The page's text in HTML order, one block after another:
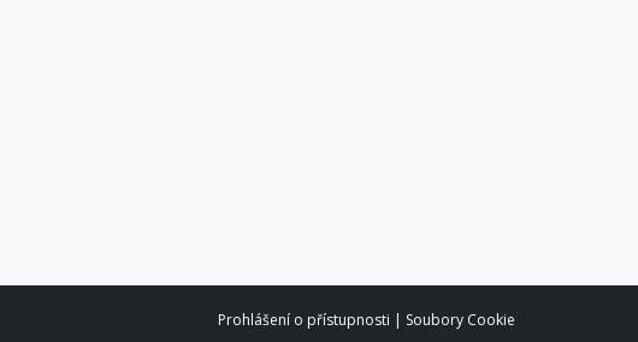
Prohlášení o přístupnosti | Soubory Cookie